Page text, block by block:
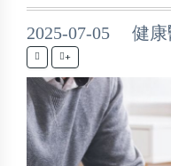
2025-07-05 健康
+